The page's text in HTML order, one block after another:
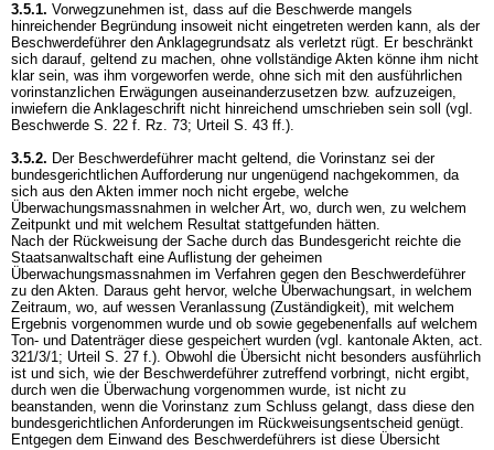
3.5.1. Vorwegzunehmen ist, dass auf die Beschwerde mangels
hinreichender Begründung insoweit nicht eingetreten werden kann, als der
Beschwerdeführer den Anklagegrundsatz als verletzt rügt. Er beschränkt
sich darauf, geltend zu machen, ohne vollständige Akten könne ihm nicht
klar sein, was ihm vorgeworfen werde, ohne sich mit den ausführlichen
vorinstanzlichen Erwägungen auseinanderzusetzen bzw. aufzuzeigen,
inwiefern die Anklageschrift nicht hinreichend umschrieben sein soll (vgl.
Beschwerde S. 22 f. Rz. 73; Urteil S. 43 ff.).
3.5.2. Der Beschwerdeführer macht geltend, die Vorinstanz sei der
bundesgerichtlichen Aufforderung nur ungenügend nachgekommen, da
sich aus den Akten immer noch nicht ergebe, welche
Überwachungsmassnahmen in welcher Art, wo, durch wen, zu welchem
Zeitpunkt und mit welchem Resultat stattgefunden hätten.
Nach der Rückweisung der Sache durch das Bundesgericht reichte die
Staatsanwaltschaft eine Auflistung der geheimen
Überwachungsmassnahmen im Verfahren gegen den Beschwerdeführer
zu den Akten. Daraus geht hervor, welche Überwachungsart, in welchem
Zeitraum, wo, auf wessen Veranlassung (Zuständigkeit), mit welchem
Ergebnis vorgenommen wurde und ob sowie gegebenenfalls auf welchem
Ton- und Datenträger diese gespeichert wurden (vgl. kantonale Akten, act.
321/3/1; Urteil S. 27 f.). Obwohl die Übersicht nicht besonders ausführlich
ist und sich, wie der Beschwerdeführer zutreffend vorbringt, nicht ergibt,
durch wen die Überwachung vorgenommen wurde, ist nicht zu
beanstanden, wenn die Vorinstanz zum Schluss gelangt, dass diese den
bundesgerichtlichen Anforderungen im Rückweisungsentscheid genügt.
Entgegen dem Einwand des Beschwerdeführers ist diese Übersicht